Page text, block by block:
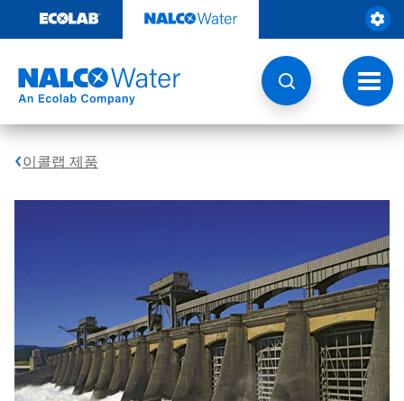
츠
기
토
글
내
비
이콜랩 제품